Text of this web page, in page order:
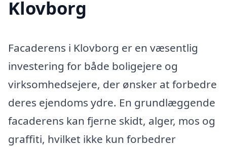
Klovborg
Facaderens i Klovborg er en væsentlig
investering for både boligejere og
virksomhedsejere, der ønsker at forbedre
deres ejendoms ydre. En grundlæggende
facaderens kan fjerne skidt, alger, mos og
graffiti, hvilket ikke kun forbedrer